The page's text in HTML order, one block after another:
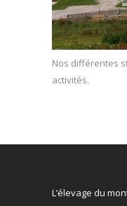
Nos différentes
activités.
L’élevage du